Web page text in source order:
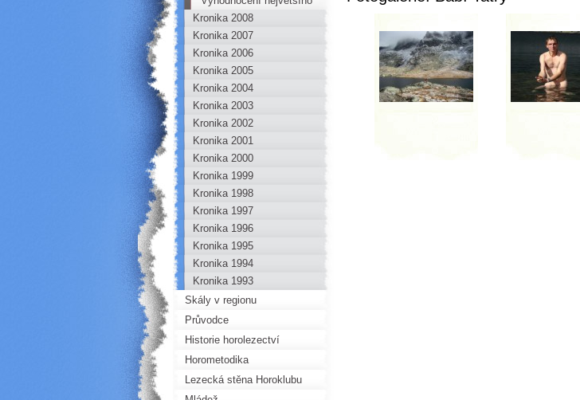
Škodiče Horoklubu
Chomutov za rok 2009
Kronika 2008
Kronika 2007
Kronika 2006
Kronika 2005
Kronika 2004
Kronika 2003
Kronika 2002
Kronika 2001
Kronika 2000
Kronika 1999
Kronika 1998
Kronika 1997
Kronika 1996
Kronika 1995
Kronika 1994
Kronika 1993
Skály v regionu
Průvodce
Historie horolezectví
Horometodika
Lezecká stěna Horoklubu